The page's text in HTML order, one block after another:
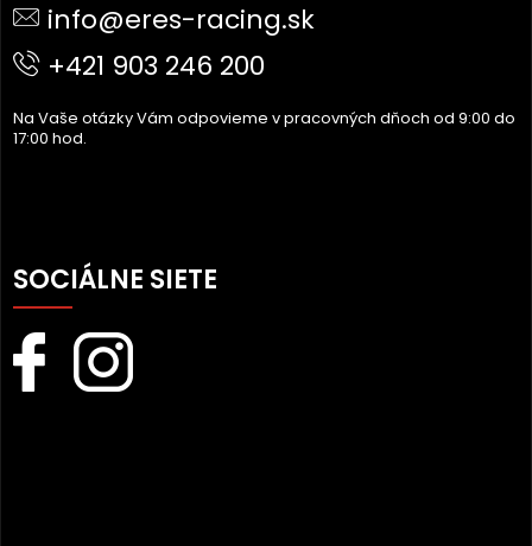
T
info@eres-racing.sk
+421 903 246 200
Na Vaše otázky Vám odpovieme v pracovných dňoch od 9:00 do
17:00 hod.
SOCIÁLNE SIETE